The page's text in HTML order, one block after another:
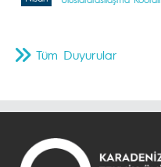
Tüm Duyurular